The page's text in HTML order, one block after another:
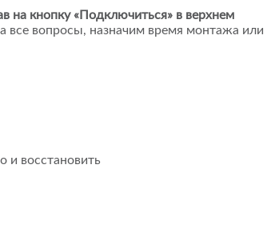
на кнопку «Подключиться» в верхнем
все вопросы, назначим время монтажа или
и восстановить